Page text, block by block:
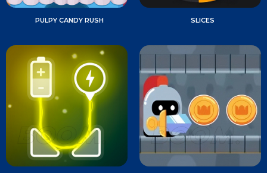
PULPY CANDY RUSH SLICES